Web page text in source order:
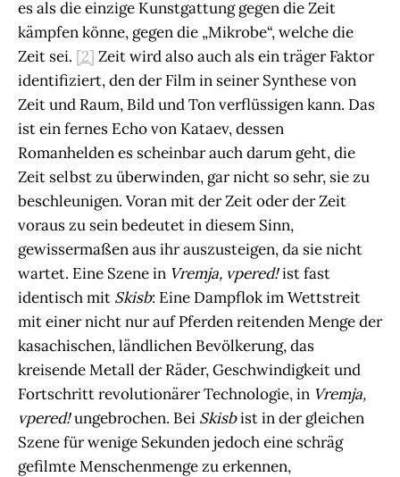
es als die einzige Kunstgattung gegen die Zeit
kämpfen könne, gegen die „Mikrobe“, welche die
Zeit sei. [2] Zeit wird also auch als ein träger Faktor
identifiziert, den der Film in seiner Synthese von
Zeit und Raum, Bild und Ton verflüssigen kann. Das
ist ein fernes Echo von Kataev, dessen
Romanhelden es scheinbar auch darum geht, die
Zeit selbst zu überwinden, gar nicht so sehr, sie zu
beschleunigen. Voran mit der Zeit oder der Zeit
voraus zu sein bedeutet in diesem Sinn,
gewissermaßen aus ihr auszusteigen, da sie nicht
wartet. Eine Szene in Vremja, vpered!ist fast
identisch mit Skisb: Eine Dampflok im Wettstreit
mit einer nicht nur auf Pferden reitenden Menge der
kasachischen, ländlichen Bevölkerung, das
kreisende Metall der Räder, Geschwindigkeit und
Fortschritt revolutionärer Technologie, in Vremja,
vpered!ungebrochen. Bei Skisbist in der gleichen
Szene für wenige Sekunden jedoch eine schräg
gefilmte Menschenmenge zu erkennen,